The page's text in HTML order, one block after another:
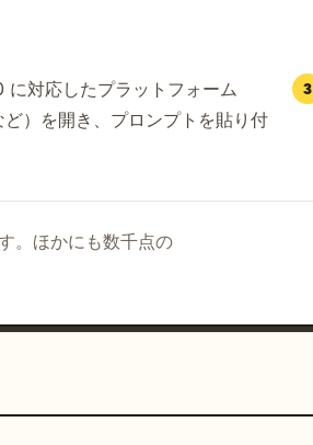
対応したプラットフォーム
ど）を開き、プロンプトを貼り付
3
。ほかにも数千点の